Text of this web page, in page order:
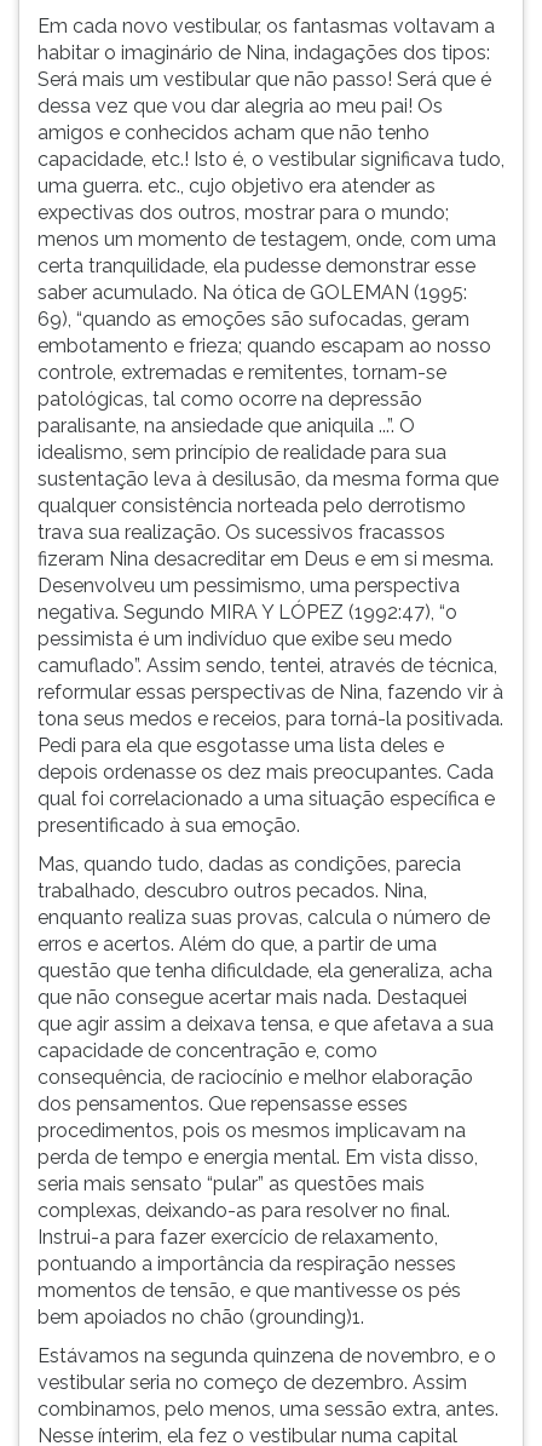
Em cada novo vestibular, os fantasmas voltavam a
habitar o imaginário de Nina, indagações dos tipos:
Será mais um vestibular que não passo! Será que é
dessa vez que vou dar alegria ao meu pai! Os
amigos e conhecidos acham que não tenho
capacidade, etc.! Isto é, o vestibular significava tudo,
uma guerra. etc., cujo objetivo era atender as
expectivas dos outros, mostrar para o mundo;
menos um momento de testagem, onde, com uma
certa tranquilidade, ela pudesse demonstrar esse
saber acumulado. Na ótica de GOLEMAN (1995:
69), “quando as emoções são sufocadas, geram
embotamento e frieza; quando escapam ao nosso
controle, extremadas e remitentes, tornam-se
patológicas, tal como ocorre na depressão
paralisante, na ansiedade que aniquila ...”. O
idealismo, sem princípio de realidade para sua
sustentação leva à desilusão, da mesma forma que
qualquer consistência norteada pelo derrotismo
trava sua realização. Os sucessivos fracassos
fizeram Nina desacreditar em Deus e em si mesma.
Desenvolveu um pessimismo, uma perspectiva
negativa. Segundo MIRA Y LÓPEZ (1992:47), “o
pessimista é um indivíduo que exibe seu medo
camuflado”. Assim sendo, tentei, através de técnica,
reformular essas perspectivas de Nina, fazendo vir à
tona seus medos e receios, para torná-la positivada.
Pedi para ela que esgotasse uma lista deles e
depois ordenasse os dez mais preocupantes. Cada
qual foi correlacionado a uma situação específica e
presentificado à sua emoção.
Mas, quando tudo, dadas as condições, parecia
trabalhado, descubro outros pecados. Nina,
enquanto realiza suas provas, calcula o número de
erros e acertos. Além do que, a partir de uma
questão que tenha dificuldade, ela generaliza, acha
que não consegue acertar mais nada. Destaquei
que agir assim a deixava tensa, e que afetava a sua
capacidade de concentração e, como
consequência, de raciocínio e melhor elaboração
dos pensamentos. Que repensasse esses
procedimentos, pois os mesmos implicavam na
perda de tempo e energia mental. Em vista disso,
seria mais sensato “pular” as questões mais
complexas, deixando-as para resolver no final.
Instrui-a para fazer exercício de relaxamento,
pontuando a importância da respiração nesses
momentos de tensão, e que mantivesse os pés
bem apoiados no chão (grounding)1.
Estávamos na segunda quinzena de novembro, e o
vestibular seria no começo de dezembro. Assim
combinamos, pelo menos, uma sessão extra, antes.
Nesse ínterim, ela fez o vestibular numa capital